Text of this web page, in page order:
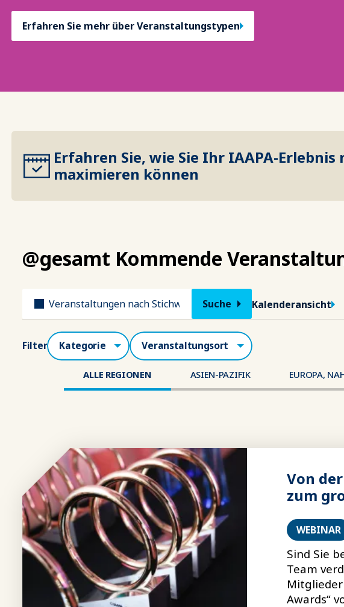
Erfahren Sie mehr über Veranstaltungstypen
Erfahren Sie, wie Sie Ihr IAAPA-Erlebnis
maximieren können
@gesamt Kommende
Kalenderansicht
Filter
Kategorien Veranstaltungsort
ALLE REGIONEN ASIEN-PAZIFIK EUROPA,
Von
zum
WEBINAR
Sind Sie
Team
Mitglieder
Awards“